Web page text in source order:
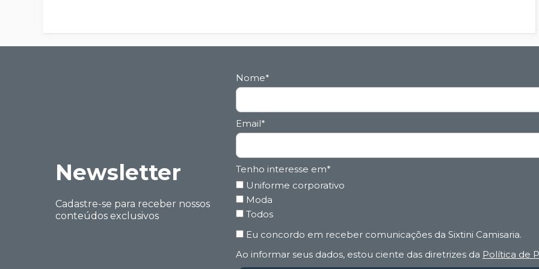
Ne wsletter
Cadastre-se para receber nossos
conteúdos exclusivos
Nome*
Email*
Tenho interesse em*
Uniforme corporativo
Moda
Todos
Eu concordo em receber comunicações da Sixtini Camisaria.
Ao informar seus dados, estou ciente das diretrizes da Política de